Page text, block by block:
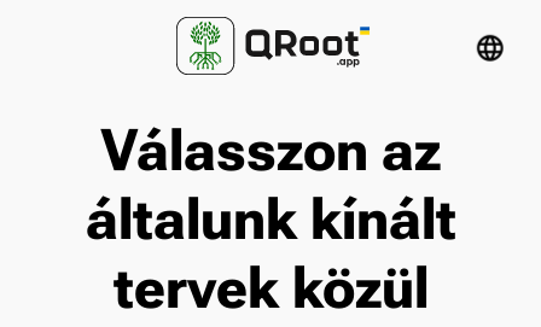
language
Válasszon az
általunk kínált
tervek közül